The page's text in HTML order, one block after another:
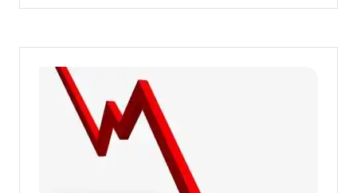
理更高層次的資料時，電腦呈現當機現象，
造成重大影響。